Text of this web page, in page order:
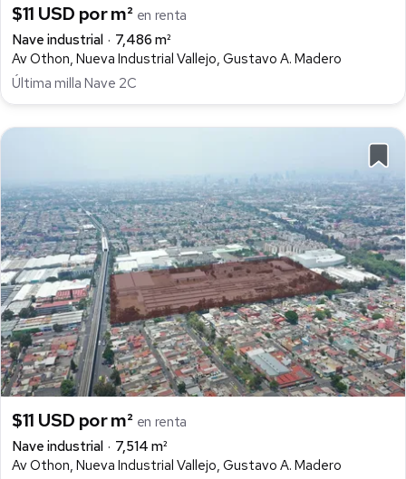
$11 USD por m² en renta
Nave industrial
7,486 m²
Av Othon, Nueva Industrial Vallejo, Gustavo A. Madero
Última milla Nave 2C
$11 USD por m² en renta
Nave industrial
7,514 m²
Av Othon, Nueva Industrial Vallejo, Gustavo A. Madero